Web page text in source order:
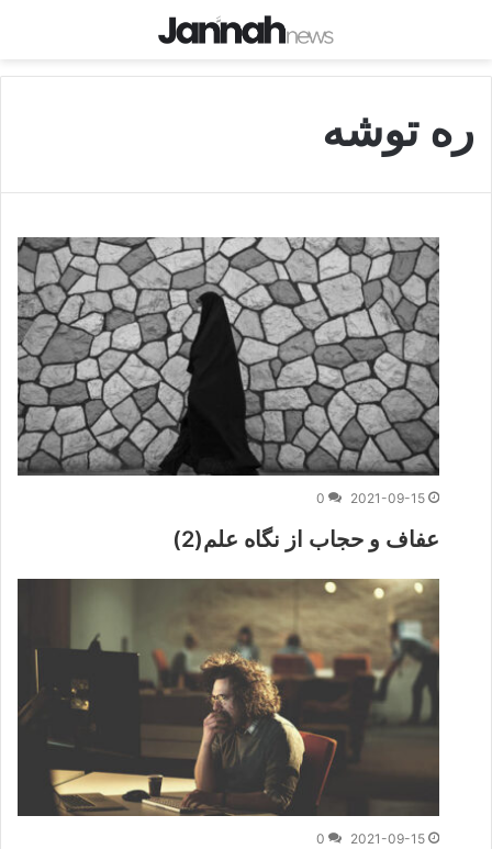
ره توشه
2021-09-15
0
عفاف و حجاب از نگاه علم(2)
2021-09-15
0